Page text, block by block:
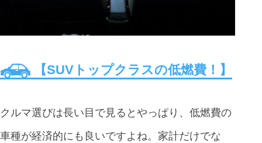
【SUVトップクラスの低燃費！】
クルマ選びは長い目で見るとやっぱり、低燃費の
車種が経済的にも良いですよね。家計だけでな